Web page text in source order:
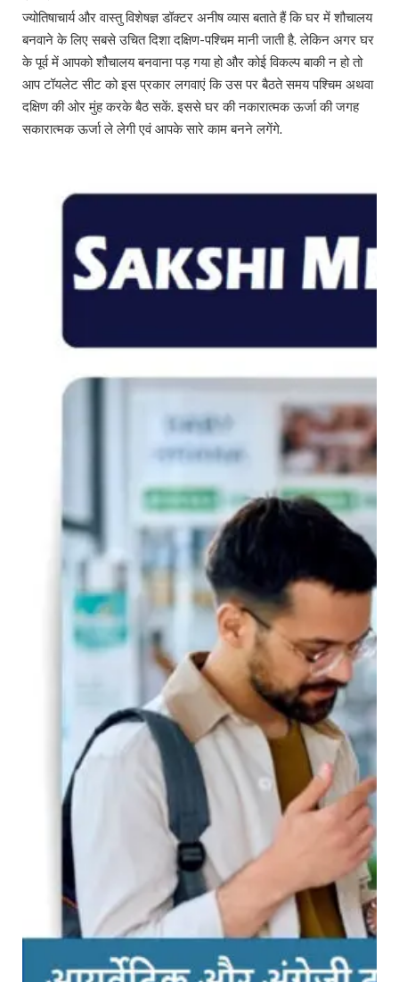
ज्योतिषाचार्य और वास्तु विशेषज्ञ डॉक्टर अनीष व्यास बताते हैं कि घर में शौचालय
बनवाने के लिए सबसे उचित दिशा दक्षिण-पश्चिम मानी जाती है. लेकिन अगर घर
के पूर्व में आपको शौचालय बनवाना पड़ गया हो और कोई विकल्प बाकी न हो तो
आप टॉयलेट सीट को इस प्रकार लगवाएं कि उस पर बैठते समय पश्चिम अथवा
दक्षिण की ओर मुंह करके बैठ सकें. इससे घर की नकारात्मक ऊर्जा की जगह
सकारात्मक ऊर्जा ले लेगी एवं आपके सारे काम बनने लगेंगे.